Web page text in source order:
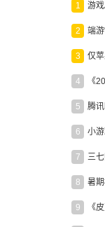
1
2
3
4 《
5
6 小
7
8
9